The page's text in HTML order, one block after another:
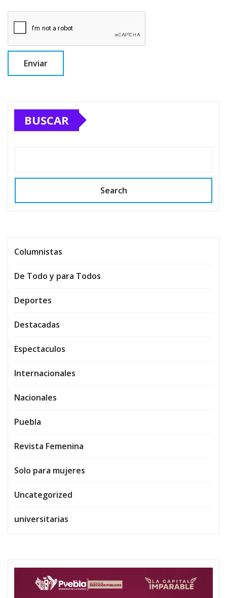
BUSCAR
Search
Columnistas
De Todo y para Todos
Deportes
Destacadas
Espectaculos
Internacionales
Nacionales
Puebla
Revista Femenina
Solo para mujeres
Uncategorized
universitarias